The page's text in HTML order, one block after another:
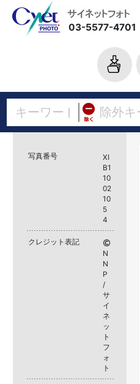
03-5577-4701
写真番号
XI
B1
10
02
10
5
4
クレジット表記
N
N
P
/
サ
イ
ネ
ッ
ト
フ
ォ
ト